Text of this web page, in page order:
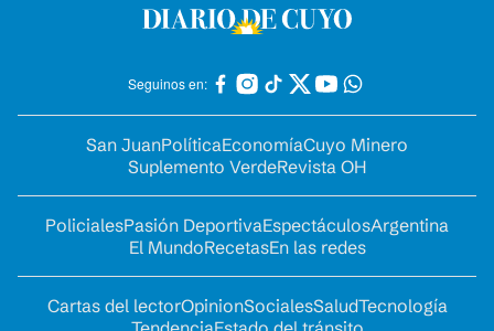
Seguinos en:
San JuanPolíticaEconomíaCuyo Minero
Suplemento VerdeRevista OH
PolicialesPasión DeportivaEspectáculosArgentina
El MundoRecetasEn las redes
Cartas del lectorOpinionSocialesSaludTecnología